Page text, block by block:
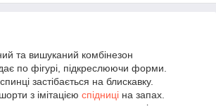
та вишуканий комбінезон
по фігурі, підкреслюючи форми.
застібається на блискавку.
з імітацією спідниці на запах.